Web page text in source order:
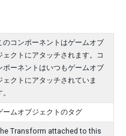
のコンポーネントはゲームオブ
ェクトにアタッチされます。コ
ポーネントはいつもゲームオブ
ェクトにアタッチされていま
ームオブジェクトのタグ
Transform attached to this